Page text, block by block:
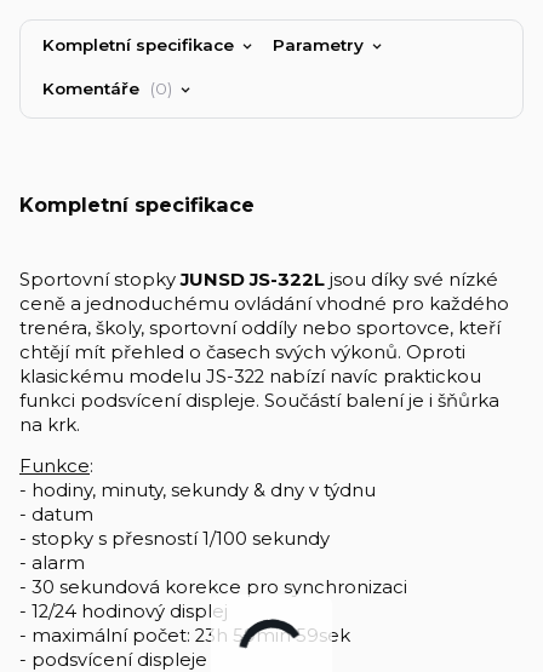
Kompletní specifikace Parametry
Komentáře 0
Kompletní specifikace
Sportovní stopkyJUNSD JS-322L jsou díky své nízké
ceně a jednoduchému ovládání vhodné pro každého
trenéra, školy, sportovní oddíly nebo sportovce, kteří
chtějí mít přehled o časech svých výkonů. Oproti
klasickému modelu JS-322 nabízí navíc praktickou
funkci podsvícení displeje. Součástí balení je i šňůrka
na krk.
Funkce:
- hodiny, minuty, sekundy & dny v týdnu
- datum
- stopky s přesností 1/100 sekundy
- alarm
- 30 sekundová korekce pro synchronizaci
- 12/24 hodinový displej
- maximální počet: 23h 59min 59sek
- podsvícení displeje